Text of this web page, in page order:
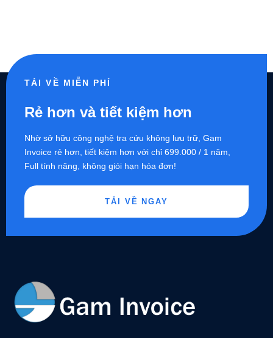
TẢI VỀ MIỄN PHÍ
Rẻ hơn và tiết kiệm hơn
Nhờ sở hữu công nghệ tra cứu không lưu trữ, Gam
Invoice rẻ hơn, tiết kiệm hơn với chỉ 699.000 / 1 năm,
Full tính năng, không giói hạn hóa đơn!
TẢI VỀ NGAY